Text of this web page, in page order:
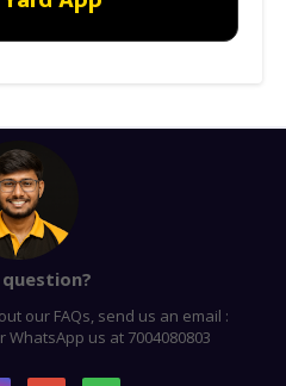
our FAQs, send us an email :
us at 7004080803